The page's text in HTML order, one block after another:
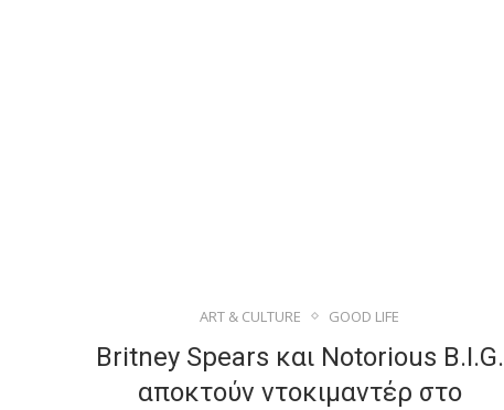
ART & CULTURE GOOD LIFE
Britney Spears και Notorious B.I.G.
αποκτούν ντοκιμαντέρ στο